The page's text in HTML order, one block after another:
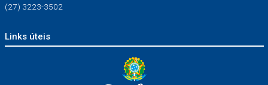
(27) 3223-3502
Links úteis